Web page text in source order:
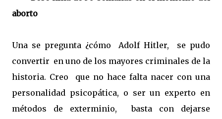
aborto
Una se pregunta ¿cómo Adolf Hitler, se pudo
convertir en uno de los mayores criminales de la
historia. Creo que no hace falta nacer con una
personalidad psicopática, o ser un experto en
métodos de exterminio, basta con dejarse